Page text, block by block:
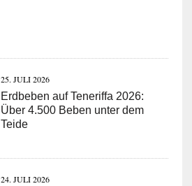
25. JULI 2026
Erdbeben auf Teneriffa 2026:
Über 4.500 Beben unter dem
Teide
24. JULI 2026